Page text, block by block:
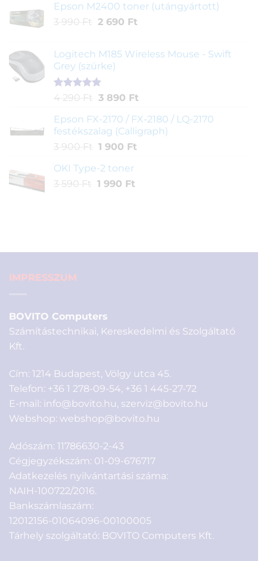
1
790 Ft.
990 Ft.
Epson M2400 toner (utángyártott)
3 990 Ft Original
3
990 Ft.
2 690 FtCurrent
2
Logitech M185 Wireless Mouse - Swift
Grey (szürke)
Értékelés
ből,
1
értékelés
alapján
4 290 Ft Original
was:
4
290 Ft.
3 890 FtCurrent
is:
3
Epson FX-2170 / FX-2180 / LQ-2170
festékszalag (Calligraph)
3 900 Ft Original
was:
3
1 900 FtCurrent
OKI Type-2 toner
3 590 Ft Original
1 990 FtCurrent
IMPRESSZUM
BOVITO Computers
Számítástechnikai, Kereskedelmi és Szolgáltató
Kft.
Cím: 1214 Budapest, Völgy utca 45.
Telefon: +36 1 278-09-54, +36 1 445-27-72
E-mail: info@bovito.hu, szerviz@bovito.hu
Webshop: webshop@bovito.hu
Adószám: 11786630-2-43
Cégjegyzékszám: 01-09-676717
Adatkezelés nyilvántartási száma:
NAIH-100722/2016.
Bankszámlaszám:
12012156-01064096-00100005
Tárhely szolgáltató: BOVITO Computers Kft.